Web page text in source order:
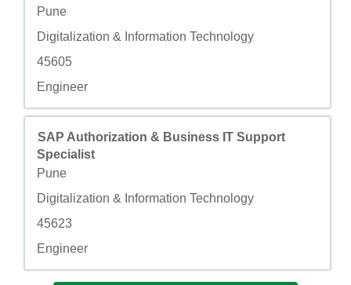
Ville
Pune
Champ personnalisé 2
Digitalization & Information Technology
Champ personnalisé 3
45605
Champ personnalisé 4
Engineer
Titre
SAP Authorization & Business IT Support
Specialist
Ville
Pune
Champ personnalisé 2
Digitalization & Information Technology
Champ personnalisé 3
45623
Champ personnalisé 4
Engineer
Sélectionnez avec la barre d’espacement pour afficher